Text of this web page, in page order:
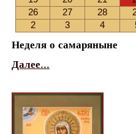
26
27 28
2
3 4
Неделя о самаряныне
Далее...